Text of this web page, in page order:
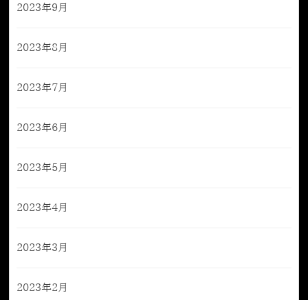
2023年9月
2023年8月
2023年7月
2023年6月
2023年5月
2023年4月
2023年3月
2023年2月